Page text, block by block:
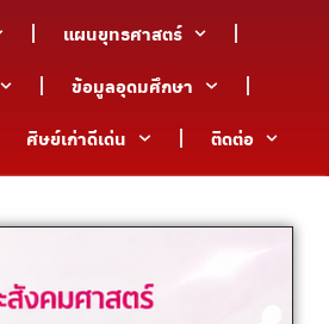
แผนยุทธศาสตร์
ข้อมูลอุดมศึกษา
ศิษย์เก่าดีเด่น ติดต่อ